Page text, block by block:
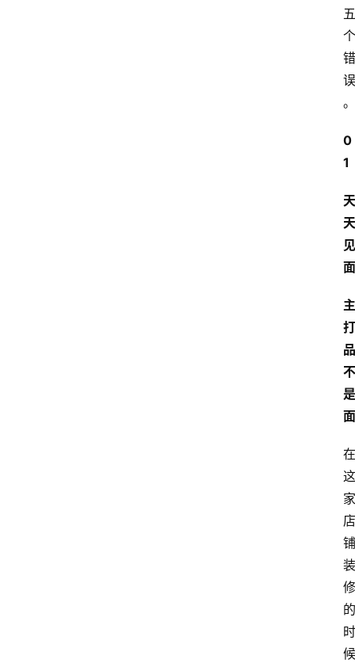
五
个
错
误
。
0
1
天
天
见
面
主
打
品
不
是
面
在
这
家
店
铺
装
修
的
时
候